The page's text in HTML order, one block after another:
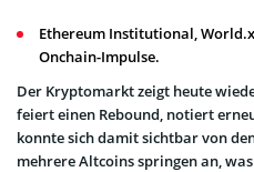
Ethereum Institutional,
Onchain-Impulse.
Der Kryptomarkt zeigt heute
feiert einen Rebound, notiert
konnte sich damit sichtbar von
mehrere Altcoins springen an,